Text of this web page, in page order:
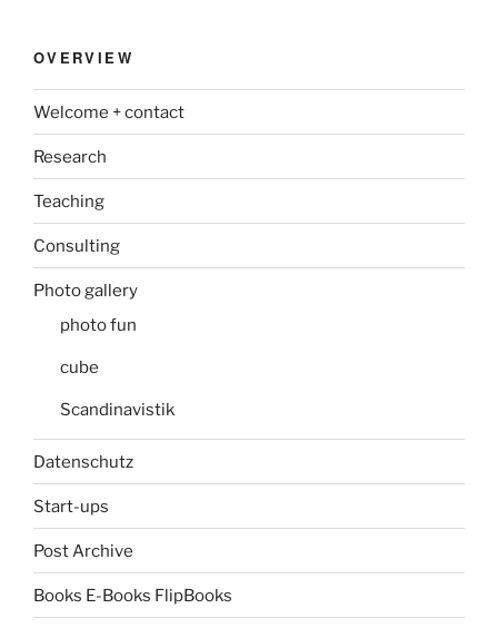
OVERVIEW
Welcome + contact
Research
Teaching
Consulting
Photo gallery
photo fun
cube
Scandinavistik
Datenschutz
Start-ups
Post Archive
Books E-Books FlipBooks